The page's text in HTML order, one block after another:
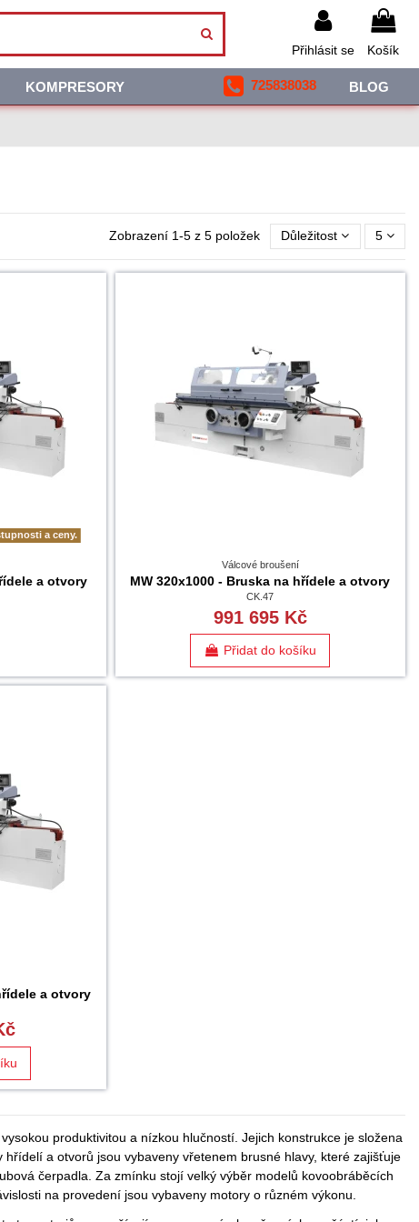
Přihlásit se Košík
KOMPRESORY BLOG
725838038
Zobrazení 1-5 z 5 položek Důležitost 5
a ceny.
a otvory
Válcové broušení
MW 320x1000 - Bruska na hřídele a otvory
CK.47
991 695 Kč
Přidat do košíku
a otvory
produktivitou a nízkou hlučností. Jejich konstrukce je složena
a otvorů jsou vybaveny vřetenem brusné hlavy, které zajišťuje
čerpadla. Za zmínku stojí velký výběr modelů kovoobráběcích
na provedení jsou vybaveny motory o různém výkonu.